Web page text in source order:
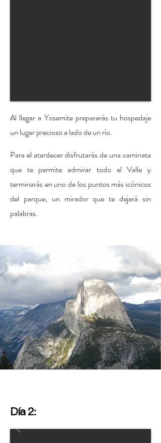
Al llegar a Yosemite prepararás tu hospedaje
un lugar precioso a lado de un río.
Para el atardecer disfrutarás de una caminata
que te permite admirar todo el Valle y
terminarás en uno de los puntos más icónicos
del parque, un mirador que te dejará sin
palabras.
Día 2: